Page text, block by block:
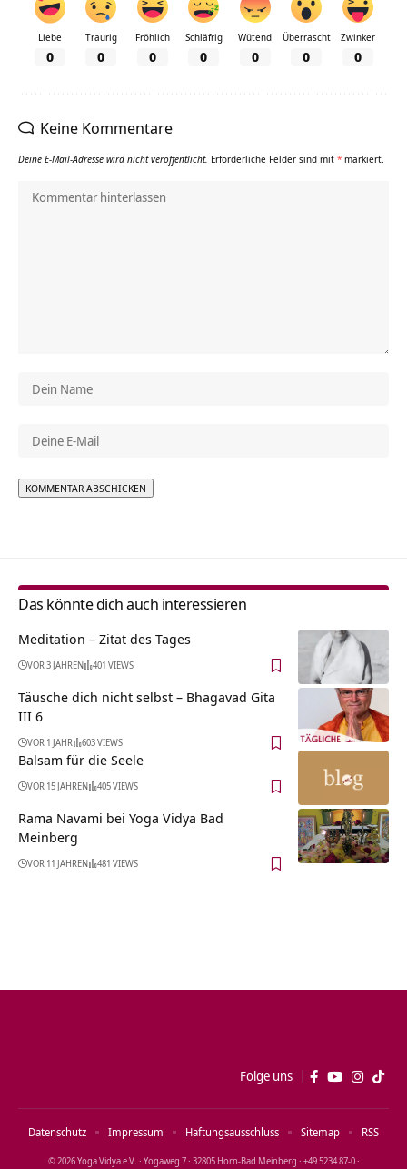
Liebe
0
Traurig
0
Fröhlich
0
Schläfrig
0
Wütend
0
Überrascht
0
Zwinker
0
Keine Kommentare
Deine E-Mail-Adresse wird nicht veröffentlicht. Erforderliche Felder sind mit * markiert.
Das könnte dich auch interessieren
Meditation – Zitat des Tages
VOR 3 JAHREN 401 VIEWS
Täusche dich nicht selbst – Bhagavad Gita
III 6
VOR 1 JAHR 603 VIEWS
Balsam für die Seele
VOR 15 JAHREN 405 VIEWS
Rama Navami bei Yoga Vidya Bad
Meinberg
VOR 11 JAHREN 481 VIEWS
Folge uns
© 2026 Yoga Vidya e.V. · Yogaweg 7 · 32805 Horn‑Bad Meinberg · +49 5234 87‑0 ·
Datenschutz Impressum Haftungsausschluss Sitemap RSS